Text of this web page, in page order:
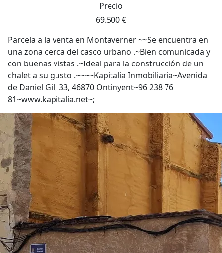
Precio
69.500 €
Parcela a la venta en Montaverner ~~Se encuentra en
una zona cerca del casco urbano .~Bien comunicada y
con buenas vistas .~Ideal para la construcción de un
chalet a su gusto .~~~~Kapitalia Inmobiliaria~Avenida
de Daniel Gil, 33, 46870 Ontinyent~96 238 76
81~www.kapitalia.net~;